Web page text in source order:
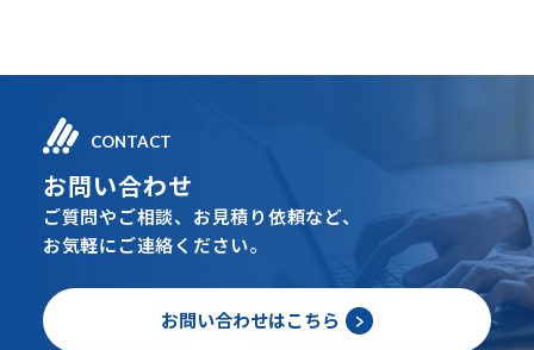
CONTACT
お問い合わせ
ご質問やご相談、お見積り依頼など、
お気軽にご連絡ください。
お問い合わせはこちら